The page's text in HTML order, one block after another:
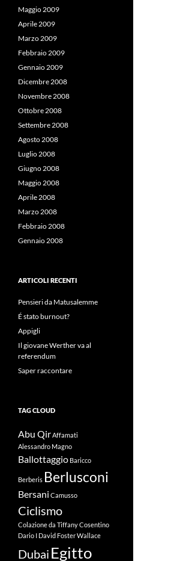
Maggio 2009
Aprile 2009
Marzo 2009
Febbraio 2009
Gennaio 2009
Dicembre 2008
Novembre 2008
Ottobre 2008
Settembre 2008
Agosto 2008
Luglio 2008
Giugno 2008
Maggio 2008
Aprile 2008
Marzo 2008
Febbraio 2008
Gennaio 2008
ARTICOLI RECENTI
Pensieri da Matusalemme
É stato burnout?
Appigli
Il giovane Werther va al
referendum
Saper raccontare
TAG CLOUD
Abu QirAffamati
Alessandro Magno
Ballottaggio Baricco
Berberis Berlusconi
Bersani Camusso
Ciclismo
Colazione da TiffanyCosentino
Dario I David Foster Wallace
Dubai Egitto